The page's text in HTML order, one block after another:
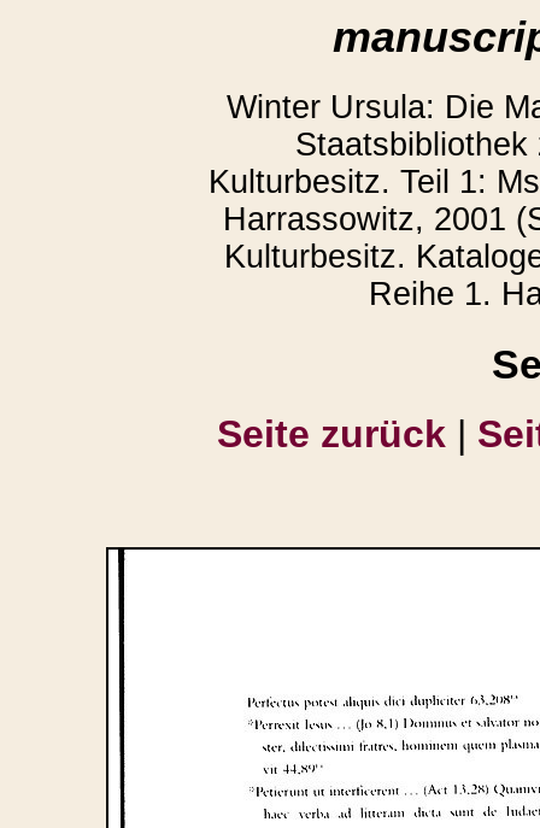
Winter Ursula: Die
Kulturbesitz. Teil 1:
Harrassowitz, 2001
Kulturbesitz.
Reihe 1.
Seite zurück |